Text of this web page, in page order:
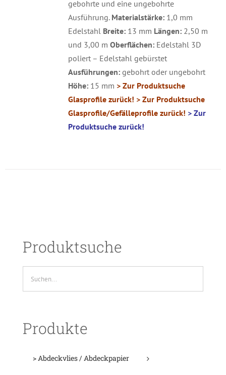
gebohrte und eine ungebohrte
Ausführung. Materialstärke:1,0 mm
Edelstahl Breite:13 mm Längen:2,50 m
und 3,00 m Oberflächen:Edelstahl 3D
poliert – Edelstahl gebürstet
Ausführungen:gebohrt oder ungebohrt
Höhe:15 mm > Zur Produktsuche
Glasprofile zurück! > Zur Produktsuche
Glasprofile/Gefälleprofile zurück! > Zur
Produktsuche zurück!
Produktsuche
Produkte
> Abdeckvlies / Abdeckpapier